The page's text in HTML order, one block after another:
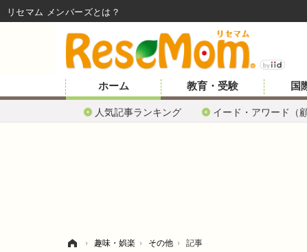
ホーム
人気記事ランキング イード・アワード（
教育・受験 国
› 趣味・娯楽 › その他 › 記事
リセマム メンバーズ